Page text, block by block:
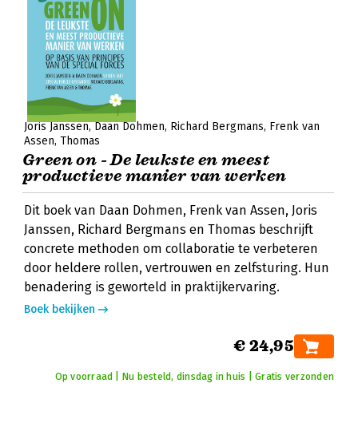
Joris Janssen Daan Dohmen Richard Bergmans Frenk van
Assen Thomas
Green on - De leukste en meest
productieve manier van werken
Dit boek van Daan Dohmen, Frenk van Assen, Joris
Janssen, Richard Bergmans en Thomas beschrijft
concrete methoden om collaboratie te verbeteren
door heldere rollen, vertrouwen en zelfsturing. Hun
benadering is geworteld in praktijkervaring.
Boek bekijken
€ 24,95
Op voorraad | Nu besteld, dinsdag in huis | Gratis verzonden